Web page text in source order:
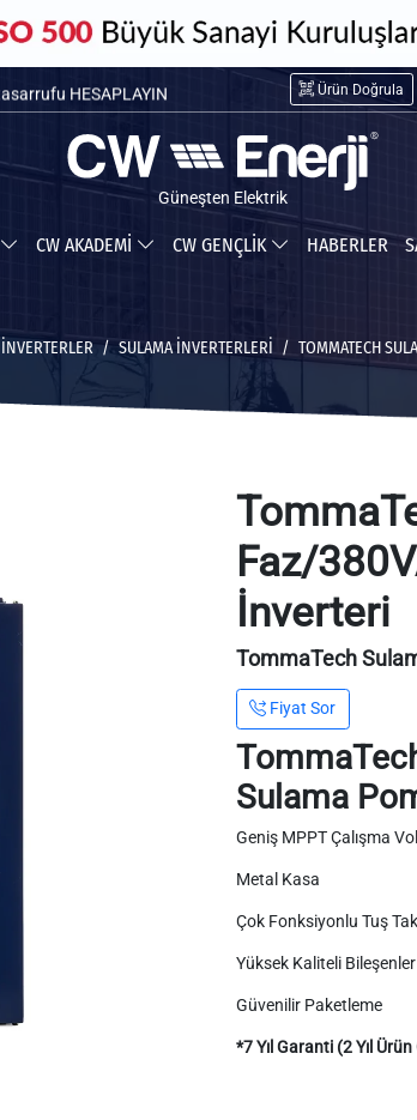
HESAPLAYIN
HESAPLAYIN
Ürün Doğrula
Güneşten Elektrik
CW AKADEMİ CW GENÇLİK HABERLER
İNVERTERLER SULAMA İNVERTERLERI TOMMATECH
Faz/
İnverteri
TommaTech
Fiyat Sor
Sulama
Geniş MPPT Çalışma
Metal Kasa
Çok Fonksiyonlu Tuş
Yüksek Kaliteli Bileşenler
Güvenilir Paketleme
*7 Yıl Garanti (2 Yıl